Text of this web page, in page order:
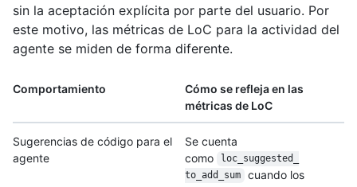
sin la aceptación explícita por parte del usuario. Por
este motivo, las métricas de LoC para la actividad del
agente se miden de forma diferente.
Comportamiento
Cómo se refleja en las
métricas de LoC
Sugerencias de código para el
agente
Se cuenta
como
loc_suggested_
to_add_sum
cuando los